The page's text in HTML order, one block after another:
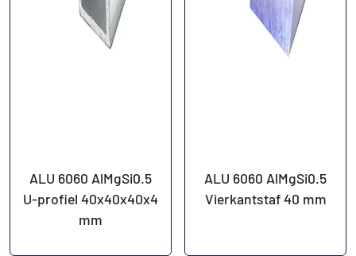
ALU 6060 AlMgSi0.5
U-profiel 40x40x40x4
mm
ALU 6060 AlMgSi0.5
Vierkantstaf 40 mm